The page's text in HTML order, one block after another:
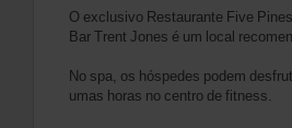
O exclusivo Restaurante Five
Bar Trent Jones é um local
No spa, os hóspedes podem
umas horas no centro de fitness.